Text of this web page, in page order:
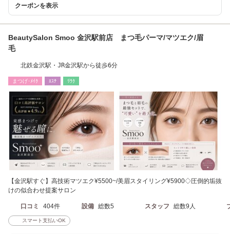
クーポンを表示
BeautySalon Smoo 金沢駅前店 まつ毛パーマ/マツエク/眉
毛
北鉄金沢駅・JR金沢駅から徒歩6分
まつげ･ﾒｲｸ ｴｽﾃ ﾘﾗｸ
【金沢駅すぐ】高技術マツエク¥5500~/美眉スタイリング¥5900◇圧倒的垢抜
けの似合わせ提案サロン
口コミ 404件 設備 総数5 スタッフ 総数9人
スマート支払いOK